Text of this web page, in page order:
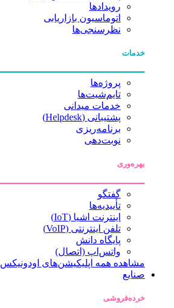
رویدادها
اتوماسیون بازاریابی
نظرسنجی‌ها
خدمات
پروژه‌ها
تایم‌شیت‌ها
خدمات میدانی
پشتیبانی (Helpdesk)
برنامه‌ریزی
نوبت‌دهی
بهره‌وری
گفتگو
تأییدیه‌ها
اینترنت اشیا (IoT)
تلفن اینترنتی (VoIP)
پایگاه دانش
واتس‌اپ (اتصال)
مشاهده همه اپلیکیشن‌های اودونیکس
صنایع
خرده‌فروشی